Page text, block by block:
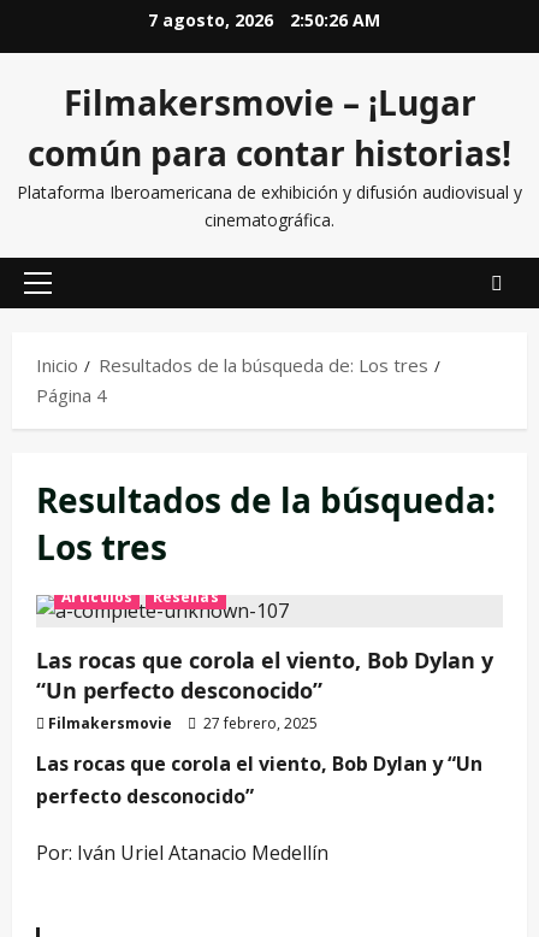
7 agosto, 2026 2:50:27 AM
Filmakersmovie – ¡Lugar
común para contar historias!
Plataforma Iberoamericana de exhibición y difusión audiovisual y
cinematográfica.
Inicio
Resultados de la búsqueda de: Los tres
Página 4
Resultados de la búsqueda:
Los tres
Artículos Reseñas
Las rocas que corola el viento, Bob Dylan y
“Un perfecto desconocido”
Filmakersmovie 27 febrero, 2025
Las rocas que corola el viento, Bob Dylan y “Un
perfecto desconocido”
Por: Iván Uriel Atanacio Medellín